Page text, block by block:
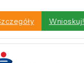
Wnioskuj!